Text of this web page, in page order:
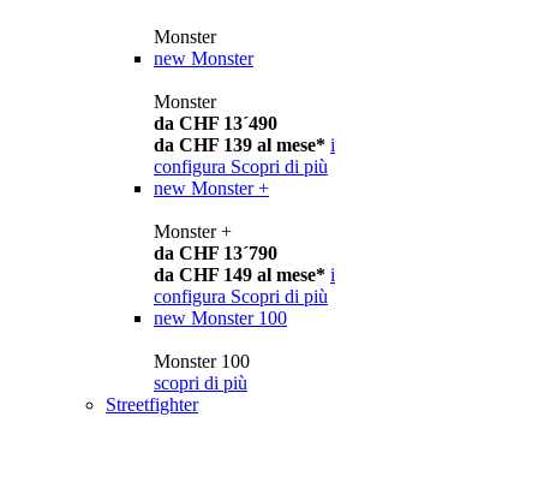
Monster
new Monster
Monster
da CHF 13´490
da CHF 139 al mese* i
configura Scopri di più
new Monster +
Monster +
da CHF 13´790
da CHF 149 al mese* i
configura Scopri di più
new Monster 100
Monster 100
scopri di più
Streetfighter